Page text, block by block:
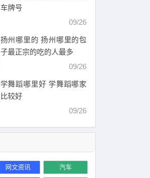
车牌号
09/26
扬州哪里的 扬州哪里的包
子最正宗的吃的人最多
09/26
学舞蹈哪里好 学舞蹈哪家
比较好
09/26
网文资讯 汽车